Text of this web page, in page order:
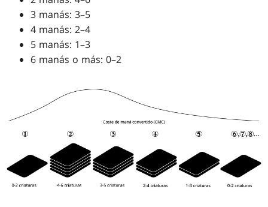
3 manás: 3–5
4 manás: 2–4
5 manás: 1–3
6 manás o más: 0–2